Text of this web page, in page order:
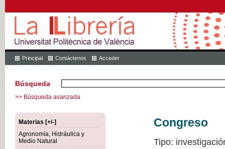
Principal Contáctenos Acceder
Búsqueda
>> Búsqueda avanzada
Materias [+/-]
Agronomía, Hidráulica y
Medio Natural
Congreso
Tipo: